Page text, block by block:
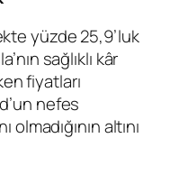
yüzde 25,9’luk
sağlıklı kâr
fiyatları
nefes
altını